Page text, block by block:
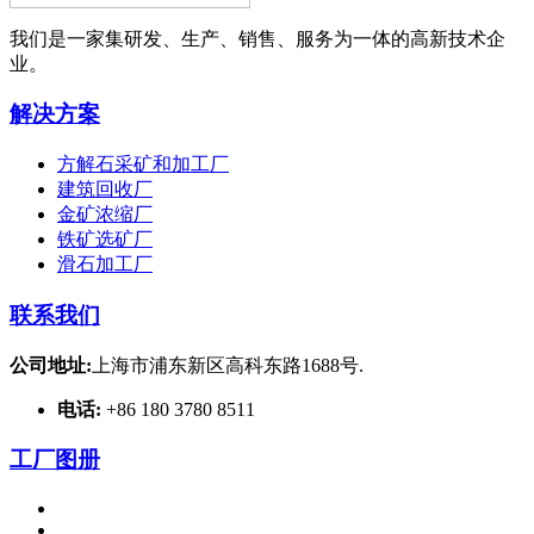
我们是一家集研发、生产、销售、服务为一体的高新技术企
业。
解决方案
方解石采矿和加工厂
建筑回收厂
金矿浓缩厂
铁矿选矿厂
滑石加工厂
联系我们
公司地址: 上海市浦东新区高科东路1688号.
电话: +86 180 3780 8511
工厂图册